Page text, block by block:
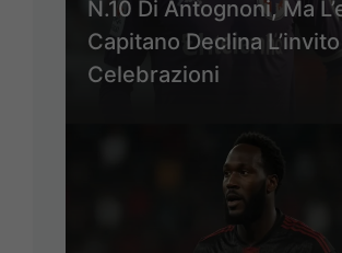
N.10 Di Antognoni, Ma
Capitano Declina
Celebrazioni